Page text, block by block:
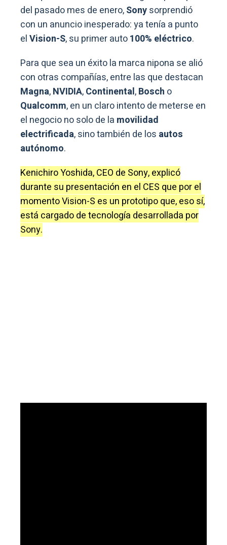
del pasado mes de enero,Sonysorprendió
con un anuncio inesperado: ya tenía a punto
elVision-S, su primer auto100% eléctrico.
Para que sea un éxito la marca nipona se alió
con otras compañías, entre las que destacan
Magna,NVIDIA,Continental,Bosch o
Qualcomm, en un claro intento de meterse en
el negocio no solo de la movilidad
electrificada, sino también de los autos
autónomo.
Kenichiro Yoshida, CEO de Sony, explicó
durante su presentación en el CES que por el
momento Vision-S es un prototipo que, eso sí,
está cargado de tecnología desarrollada por
Sony.